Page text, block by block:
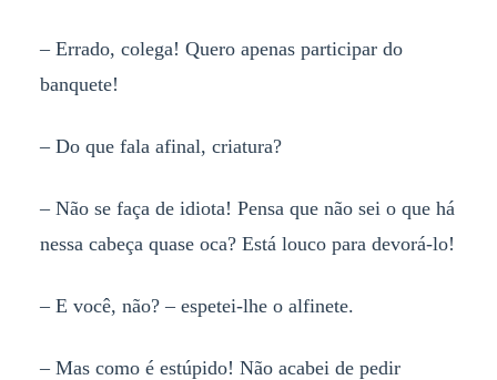
– Errado, colega! Quero apenas participar do
banquete!
– Do que fala afinal, criatura?
– Não se faça de idiota! Pensa que não sei o que há
nessa cabeça quase oca? Está louco para devorá-lo!
– E você, não? – espetei-lhe o alfinete.
– Mas como é estúpido! Não acabei de pedir